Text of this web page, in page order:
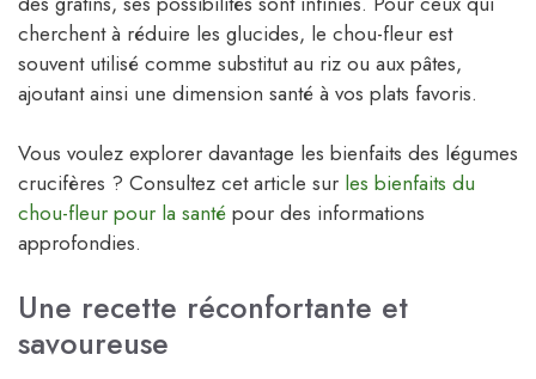
cherchent à réduire les glucides, le chou-fleur est
souvent utilisé comme substitut au riz ou aux pâtes,
ajoutant ainsi une dimension santé à vos plats favoris.
Vous voulez explorer davantage les bienfaits des légumes
crucifères ? Consultez cet article sur les bienfaits du
chou-fleur pour la santé pour des informations
approfondies.
Une recette réconfortante et
savoureuse